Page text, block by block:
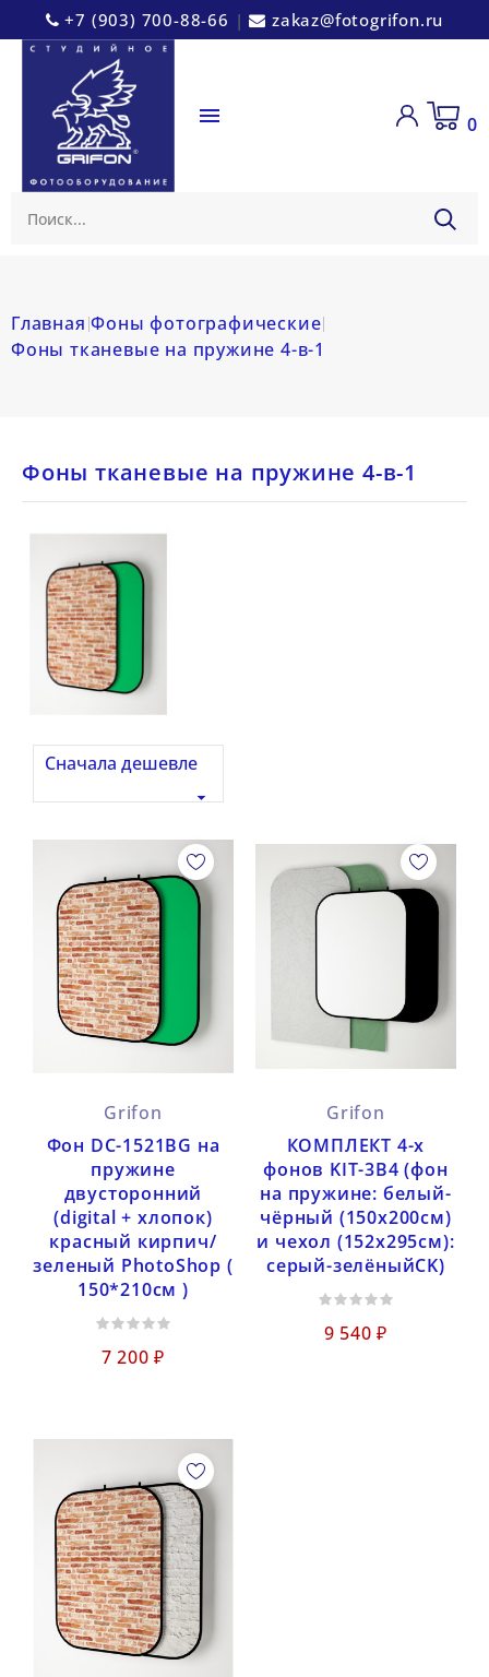
+7 (903) 700-88-66 | zakaz@fotogrifon.ru
 0
Главная Фоны фотографические
Фоны тканевые на пружине 4-в-1
Фоны тканевые на пружине 4-в-1
Сначала дешевле

Grifon
Фон DC-1521BG на
пружине
двусторонний
(digital + хлопок)
красный кирпич/
зеленый PhotoShop (
150*210cм )
7 200 ₽
Grifon
КОМПЛЕКТ 4-х
фонов KIT-3B4 (фон
на пружине: белый-
чёрный (150х200см)
и чехол (152x295см):
серый-зелёныйCK)
9 540 ₽